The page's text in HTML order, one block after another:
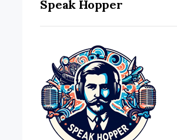
Speak Hopper